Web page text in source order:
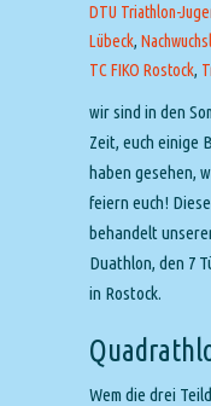
DTU Triathlon-
Lübeck,
TC FIKO Rostock,
wir sind in den
Zeit, euch einige
haben gesehen,
feiern euch!
behandelt
Duathlon, den 7
in Rostock.
Wem die drei